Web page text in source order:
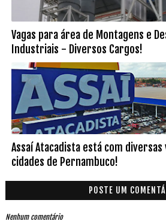
Vagas para área de Montagens e
Industriais - Diversos Cargos!
Assaí Atacadista está com
cidades de Pernambuco!
POSTE UM
Nenhum comentário